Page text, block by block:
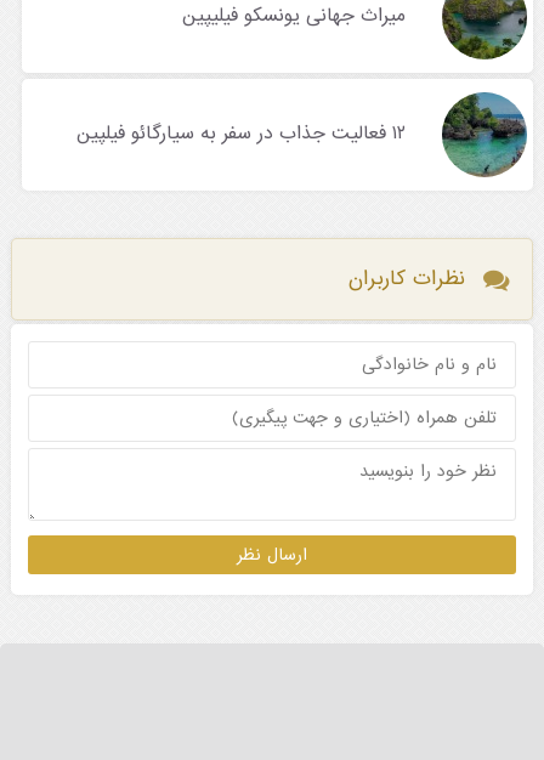
میراث جهانی یونسکو فیلیپین
۱۲ فعالیت جذاب در سفر به سیارگائو فیلپین
نظرات کاربران